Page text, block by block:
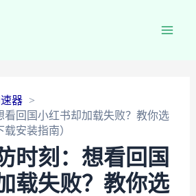
器
看回国小红书却加载失败？教你选
安装指南）
时刻：想看回国
载失败？教你选